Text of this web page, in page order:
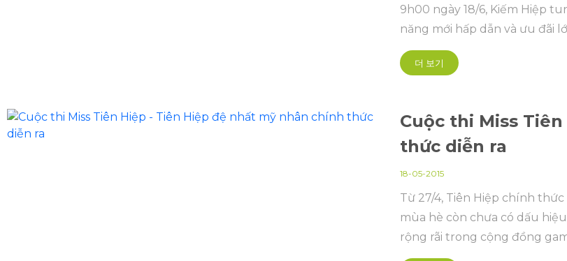
9h00 ngày 18/6, Kiếm Hiệp
năng mới hấp dẫn và ưu đãi
더 보기
Cuộc thi Miss
thức diễn ra
18-05-2015
Từ 27/4, Tiên Hiệp chính
mùa hè còn chưa có dấu
rộng rãi trong cộng đồng